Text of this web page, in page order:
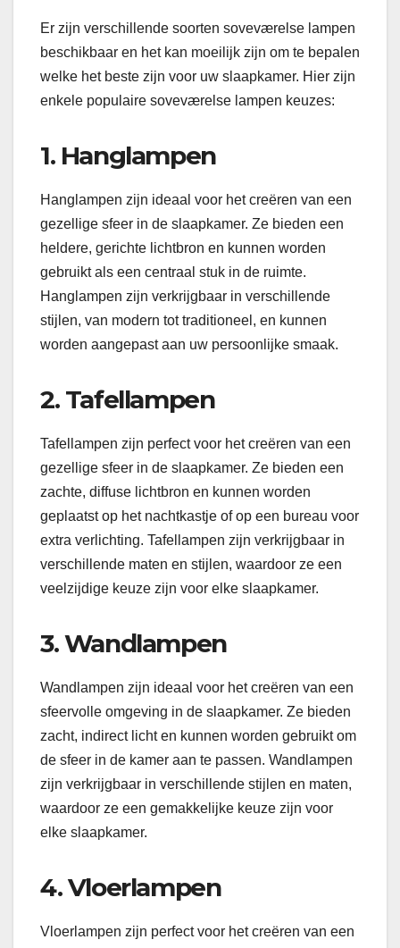
Er zijn verschillende soorten soveværelse lampen
beschikbaar en het kan moeilijk zijn om te bepalen
welke het beste zijn voor uw slaapkamer. Hier zijn
enkele populaire soveværelse lampen keuzes:
1. Hanglampen
Hanglampen zijn ideaal voor het creëren van een
gezellige sfeer in de slaapkamer. Ze bieden een
heldere, gerichte lichtbron en kunnen worden
gebruikt als een centraal stuk in de ruimte.
Hanglampen zijn verkrijgbaar in verschillende
stijlen, van modern tot traditioneel, en kunnen
worden aangepast aan uw persoonlijke smaak.
2. Tafellampen
Tafellampen zijn perfect voor het creëren van een
gezellige sfeer in de slaapkamer. Ze bieden een
zachte, diffuse lichtbron en kunnen worden
geplaatst op het nachtkastje of op een bureau voor
extra verlichting. Tafellampen zijn verkrijgbaar in
verschillende maten en stijlen, waardoor ze een
veelzijdige keuze zijn voor elke slaapkamer.
3. Wandlampen
Wandlampen zijn ideaal voor het creëren van een
sfeervolle omgeving in de slaapkamer. Ze bieden
zacht, indirect licht en kunnen worden gebruikt om
de sfeer in de kamer aan te passen. Wandlampen
zijn verkrijgbaar in verschillende stijlen en maten,
waardoor ze een gemakkelijke keuze zijn voor
elke slaapkamer.
4. Vloerlampen
Vloerlampen zijn perfect voor het creëren van een